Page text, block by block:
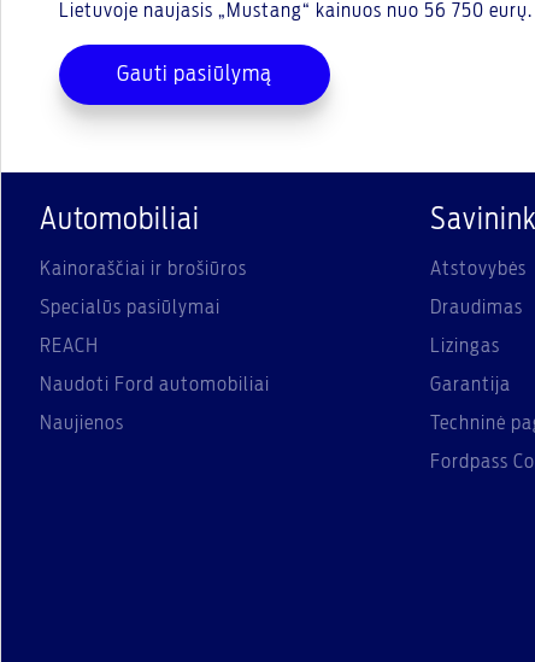
Lietuvoje naujasis „Mustang“ kainuos nuo 56 750
Gauti pasiūlymą
Automobiliai
Kainoraščiai ir brošiūros
Specialūs pasiūlymai
REACH
Naudoti Ford automobiliai
Naujienos
Atstovybės
Draudimas
Lizingas
Garantija
Techninė
Fordpass